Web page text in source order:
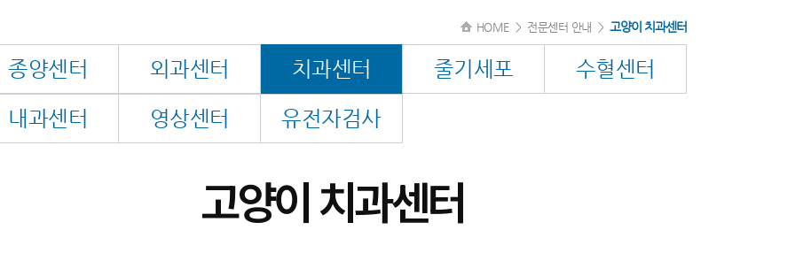
HOME> 전문센터 안내 > 고양이 치과센터
종양센터 외과센터 치과센터 줄기세포
수혈센터
내과센터
영상센터 유전자검사
고양이 치과센터